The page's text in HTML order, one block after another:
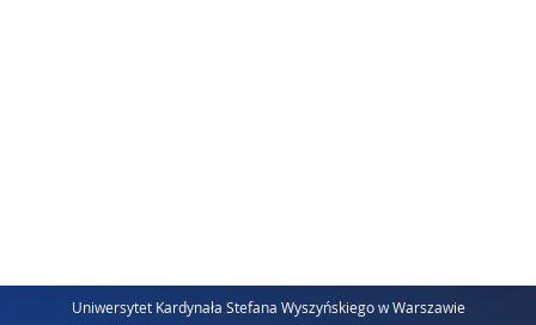
Uniwersytet Kardynała Stefana Wyszyńskiego w Warszawie